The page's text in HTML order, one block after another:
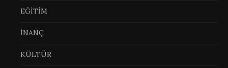
EĞİTİM
İNANÇ
KÜLTÜR